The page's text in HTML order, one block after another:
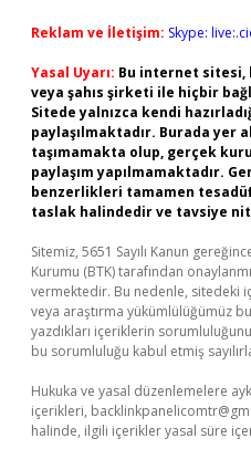
Reklam ve İletişim: Skype:
Yasal Uyarı: Bu internet sitesi,
veya şahıs şirketi ile hiçbir
Sitede yalnızca kendi
paylaşılmaktadır. Burada
taşımamakta olup, gerçek
paylaşım yapılmamaktadır.
benzerlikleri tamamen
taslak halindedir ve tavsiye
Sitemiz, 5651 Sayılı Kanun
Kurumu (BTK) tarafından
vermektedir. Bu nedenle, sitedeki
veya araştırma yükümlülüğümüz
yazdıkları içeriklerin
bu sorumluluğu kabul etmiş
Hukuka ve yasal düzenlemelere
içerikleri,
halinde, ilgili içerikler yasal süre